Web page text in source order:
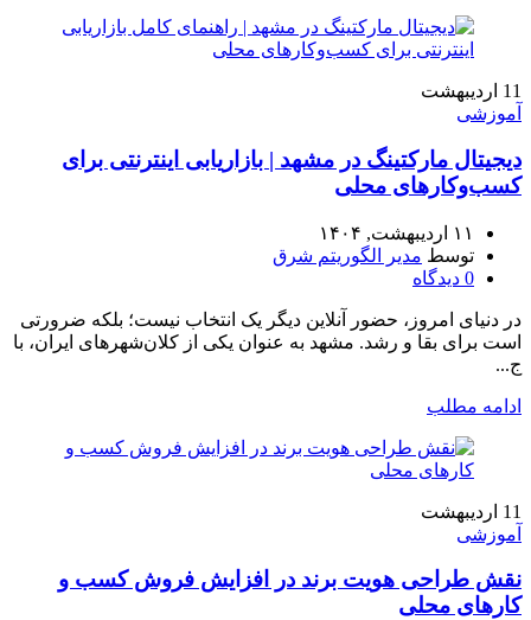
11 اردیبهشت
آموزشی
دیجیتال مارکتینگ در مشهد | بازاریابی اینترنتی برای
کسب‌وکارهای محلی
۱۱ اردیبهشت, ۱۴۰۴
توسط مدیر الگوریتم شرق
0 دیدگاه
در دنیای امروز، حضور آنلاین دیگر یک انتخاب نیست؛ بلکه ضرورتی
است برای بقا و رشد. مشهد به عنوان یکی از کلان‌شهرهای ایران، با
ج...
ادامه مطلب
11 اردیبهشت
آموزشی
نقش طراحی هویت برند در افزایش فروش کسب‌ و
کارهای محلی